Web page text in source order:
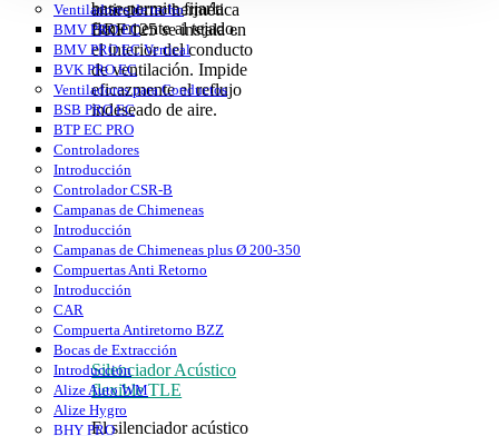
base permite fijarla
firmemente al tejado.
antiretorno hermética
BRF 125 se instala en
el interior del conducto
de ventilación. Impide
eficazmente el reflujo
indeseado de aire.
Silenciador Acústico
flexible TLE
El silenciador acústico
Ventiladores de techo
BMV PRO EC
BMV PRO EC Vertical
BVK PRO EC
Ventiladores para Conductos
BSB PRO EC
BTP EC PRO
Controladores
Introducción
Controlador CSR-B
Campanas de Chimeneas
Introducción
Campanas de Chimeneas plus Ø 200-350
Compuertas Anti Retorno
Introducción
CAR
Compuerta Antiretorno BZZ
Bocas de Extracción
Introducción
Alize Auto WM
Alize Hygro
BHY PRO